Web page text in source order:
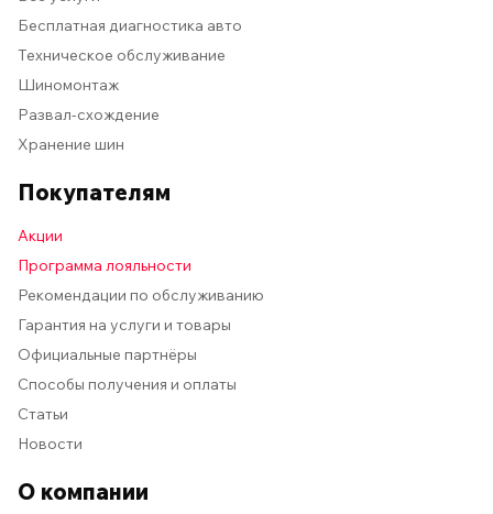
Бесплатная диагностика авто
Техническое обслуживание
Шиномонтаж
Развал-схождение
Хранение шин
Покупателям
Акции
Программа лояльности
Рекомендации по обслуживанию
Гарантия на услуги и товары
Официальные партнёры
Способы получения и оплаты
Статьи
Новости
О компании